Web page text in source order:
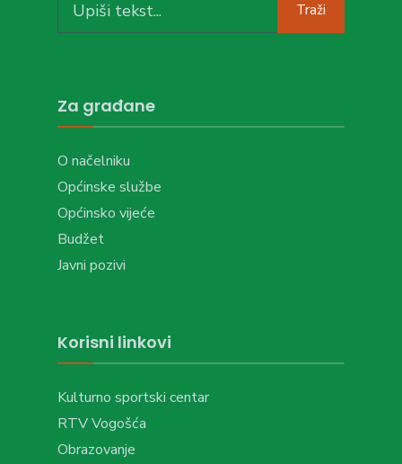
for:
Traži
Za građane
O načelniku
Općinske službe
Općinsko vijeće
Budžet
Javni pozivi
Korisni linkovi
Kulturno sportski centar
RTV Vogošća
Obrazovanje